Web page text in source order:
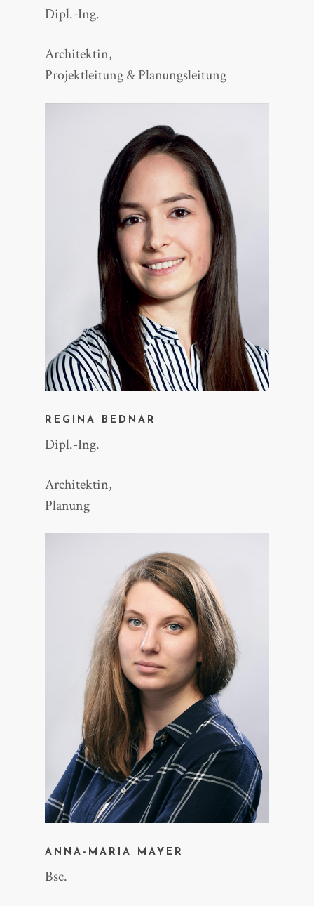
Dipl.-Ing.
Architektin,
Projektleitung & Planungsleitung
REGINA BEDNAR
Dipl.-Ing.
Architektin,
Planung
ANNA-MARIA MAYER
Bsc.